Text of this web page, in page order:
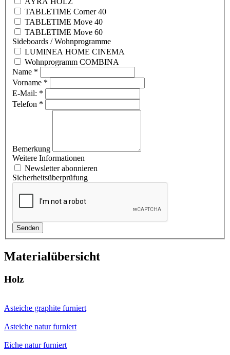
TABLETIME Corner 40
TABLETIME Move 40
TABLETIME Move 60
Sideboards / Wohnprogramme
LUMINEA HOME CINEMA
Wohnprogramm COMBINA
Name *
Vorname *
E-Mail: *
Telefon *
Bemerkung
Weitere Informationen
Newsletter abonnieren
Sicherheitsüberprüfung
Senden
Materialübersicht
Holz
Asteiche graphite furniert
Asteiche natur furniert
Eiche natur furniert